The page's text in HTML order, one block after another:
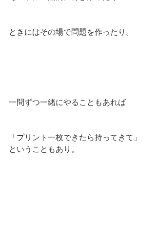
ときにはその場で問題を作ったり。
一問ずつ一緒にやることもあれば
「プリント一枚できたら持ってきて」
ということもあり。